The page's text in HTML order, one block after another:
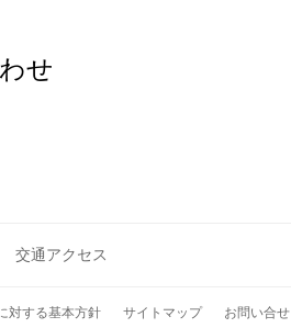
せ
交通アクセス
対する基本方針 サイトマップ お問い合せ